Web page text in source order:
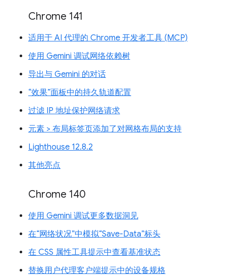
Chrome 141
适用于 AI 代理的 Chrome 开发者工具 (MCP)
使用 Gemini 调试网络依赖树
导出与 Gemini 的对话
“效果”面板中的持久轨道配置
过滤 IP 地址保护网络请求
元素 > 布局标签页添加了对网格布局的支持
Lighthouse 12.8.2
其他亮点
Chrome 140
使用 Gemini 调试更多数据洞见
在“网络状况”中模拟“Save-Data”标头
在 CSS 属性工具提示中查看基准状态
替换用户代理客户端提示中的设备规格